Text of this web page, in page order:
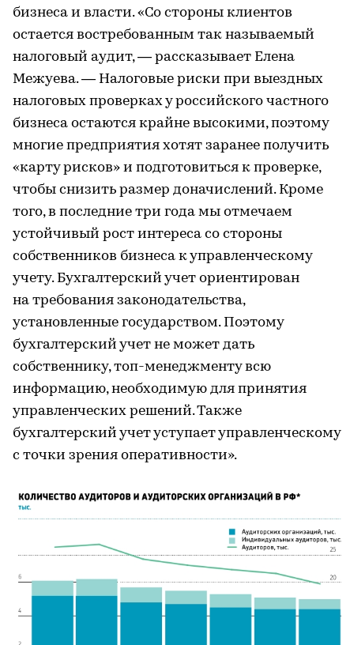
бизнеса и власти. «Со стороны клиентов
остается востребованным так называемый
налоговый аудит, — рассказывает Елена
Межуева. — Налоговые риски при выездных
налоговых проверках у российского частного
бизнеса остаются крайне высокими, поэтому
многие предприятия хотят заранее получить
«карту рисков» и подготовиться к проверке,
чтобы снизить размер доначислений. Кроме
того, в последние три года мы отмечаем
устойчивый рост интереса со стороны
собственников бизнеса к управленческому
учету. Бухгалтерский учет ориентирован
на требования законодательства,
установленные государством. Поэтому
бухгалтерский учет не может дать
собственнику, топ-менеджменту всю
информацию, необходимую для принятия
управленческих решений. Также
бухгалтерский учет уступает управленческому
с точки зрения оперативности».